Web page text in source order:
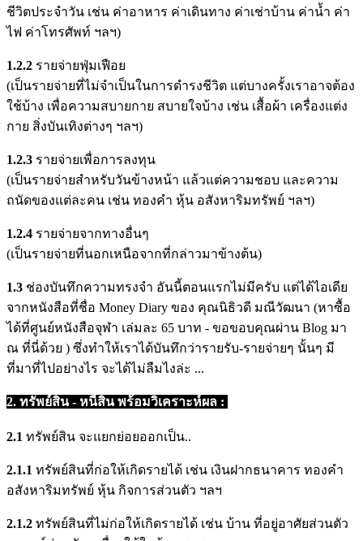
ชีวิตประจำวัน เช่น ค่าอาหาร ค่าเดินทาง ค่าเช่าบ้าน ค่าน้ำ ค่า
ไฟ ค่าโทรศัพท์ ฯลฯ)
1.2.2 รายจ่ายฟุ่มเฟือย
(เป็นรายจ่ายที่ไม่จำเป็นในการดำรงชีวิต แต่บางครั้งเราอาจต้อง
ใช้บ้าง เพื่อความสบายกาย สบายใจบ้าง เช่น เสื้อผ้า เครื่องแต่ง
กาย สิ่งบันเทิงต่างๆ ฯลฯ)
1.2.3 รายจ่ายเพื่อการลงทุน
(เป็นรายจ่ายสำหรับวันข้างหน้า แล้วแต่ความชอบ และความ
ถนัดของแต่ละคน เช่น ทองคำ หุ้น อสังหาริมทรัพย์ ฯลฯ)
1.2.4 รายจ่ายจากทางอื่นๆ
(เป็นรายจ่ายที่นอกเหนือจากที่กล่าวมาข้างต้น)
1.3 ช่องบันทึกความทรงจำ อันนี้ตอนแรกไม่มีครับ แต่ได้ไอเดีย
จากหนังสือที่ชื่อ Money Diary ของ คุณนิธิวดี มณีวัฒนา (หาซื้อ
ได้ที่ศูนย์หนังสือจุฬา เล่มละ 65 บาท - ขอขอบคุณผ่าน Blog มา
ณ ที่นี่ด้วย ) ซึ่งทำให้เราได้บันทึกว่ารายรับ-รายจ่ายๆ นั้นๆ มี
ที่มาที่ไปอย่างไร จะได้ไม่ลืมไงล่ะ ...
2. ทรัพย์สิน - หนี้สิน พร้อมวิเคราะห์ผล :
2.1 ทรัพย์สิน จะแยกย่อยออกเป็น..
2.1.1 ทรัพย์สินที่ก่อให้เกิดรายได้ เช่น เงินฝากธนาคาร ทองคำ
อสังหาริมทรัพย์ หุ้น กิจการส่วนตัว ฯลฯ
2.1.2 ทรัพย์สินที่ไม่ก่อให้เกิดรายได้ เช่น บ้าน ที่อยู่อาศัยส่วนตัว